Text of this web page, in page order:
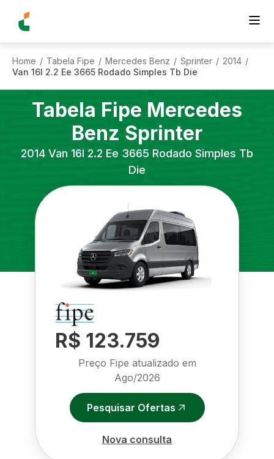
Home / Tabela Fipe / Mercedes Benz / Sprinter / 2014 /
Van 16l 2.2 Ee 3665 Rodado Simples Tb Die
Tabela Fipe Mercedes
Benz Sprinter
2014 Van 16l 2.2 Ee 3665 Rodado Simples Tb
Die
R$ 123.759
Preço Fipe atualizado em
Ago/2026
Pesquisar Ofertas
Nova consulta